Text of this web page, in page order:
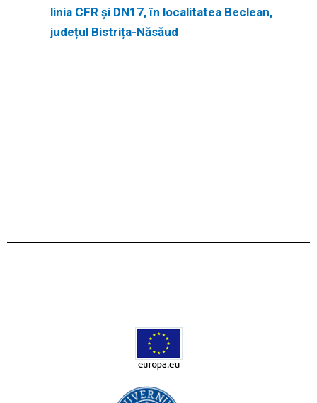
linia CFR și DN17, în localitatea Beclean,
județul Bistrița-Năsăud